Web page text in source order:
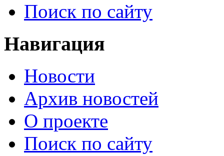
Поиск по сайту
Навигация
Новости
Архив новостей
О проекте
Поиск по сайту